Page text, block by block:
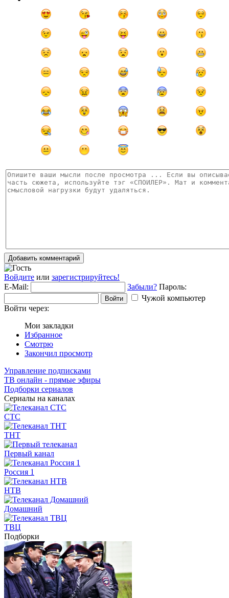
Добавить комментарий
Войдите или зарегистрируйтесь!
E-Mail:
Забыли? Пароль:
Войти
Чужой компьютер
Войти через:
Мои закладки
Избранное
Смотрю
Закончил просмотр
Управление подписками
ТВ онлайн - прямые эфиры
Подборки сериалов
Сериалы на каналах
СТС
ТНТ
Первый канал
Россия 1
НТВ
Домашний
ТВЦ
Подборки